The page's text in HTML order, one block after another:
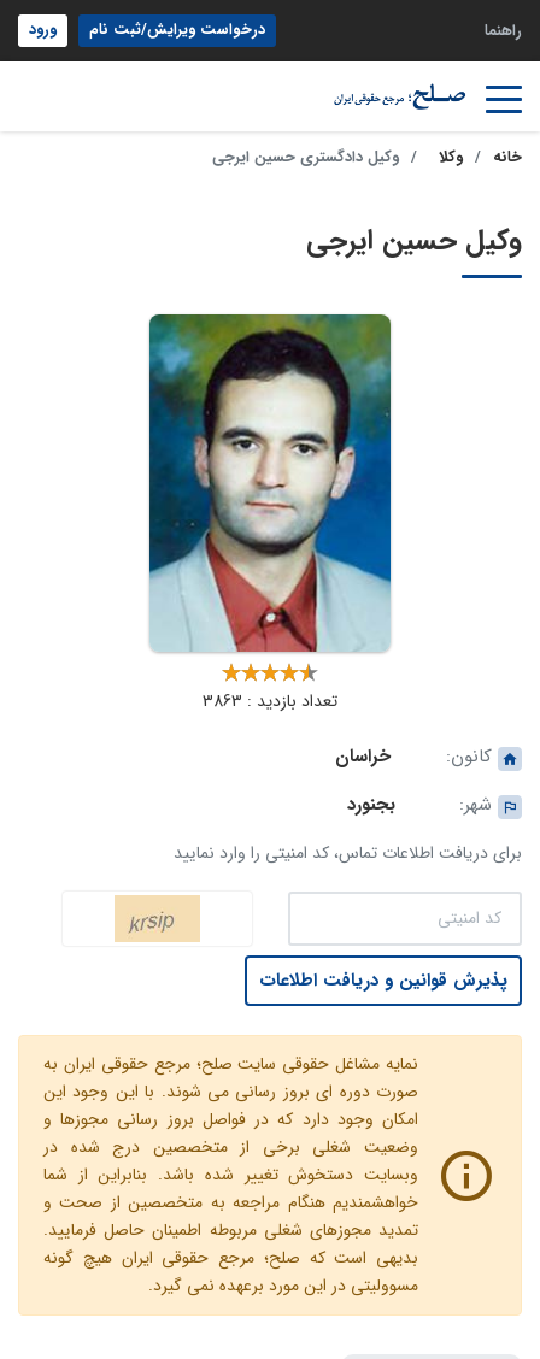
راهنما درخواست ویرایش/ثبت نام ورود
خانه وکلا وکیل دادگستری حسین ایرجی
وکیل حسین ایرجی
تعداد بازدید : 3863
کانون:
خراسان
شهر:
بجنورد
برای دریافت اطلاعات تماس، کد امنیتی را وارد نمایید
پذیرش قوانین و دریافت اطلاعات
نمایه مشاغل حقوقی سایت صلح؛ مرجع حقوقی ایران به
صورت دوره ای بروز رسانی می شوند. با این وجود این
امکان وجود دارد که در فواصل بروز رسانی مجوزها و
وضعیت شغلی برخی از متخصصین درج شده در
وبسایت دستخوش تغییر شده باشد. بنابراین از شما
خواهشمندیم هنگام مراجعه به متخصصین از صحت و
تمدید مجوزهای شغلی مربوطه اطمینان حاصل فرمایید.
بدیهی است که صلح؛ مرجع حقوقی ایران هیچ گونه
مسوولیتی در این مورد برعهده نمی گیرد.